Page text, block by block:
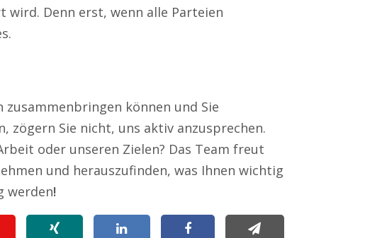
wird. Denn erst, wenn alle Parteien
zusammenbringen können und Sie
zögern Sie nicht, uns aktiv anzusprechen.
oder unseren Zielen? Das Team freut
und herauszufinden, was Ihnen wichtig
werden!